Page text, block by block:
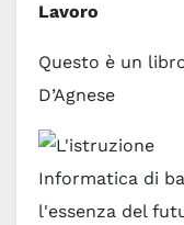
Lavoro
Questo è un
D’Agnese